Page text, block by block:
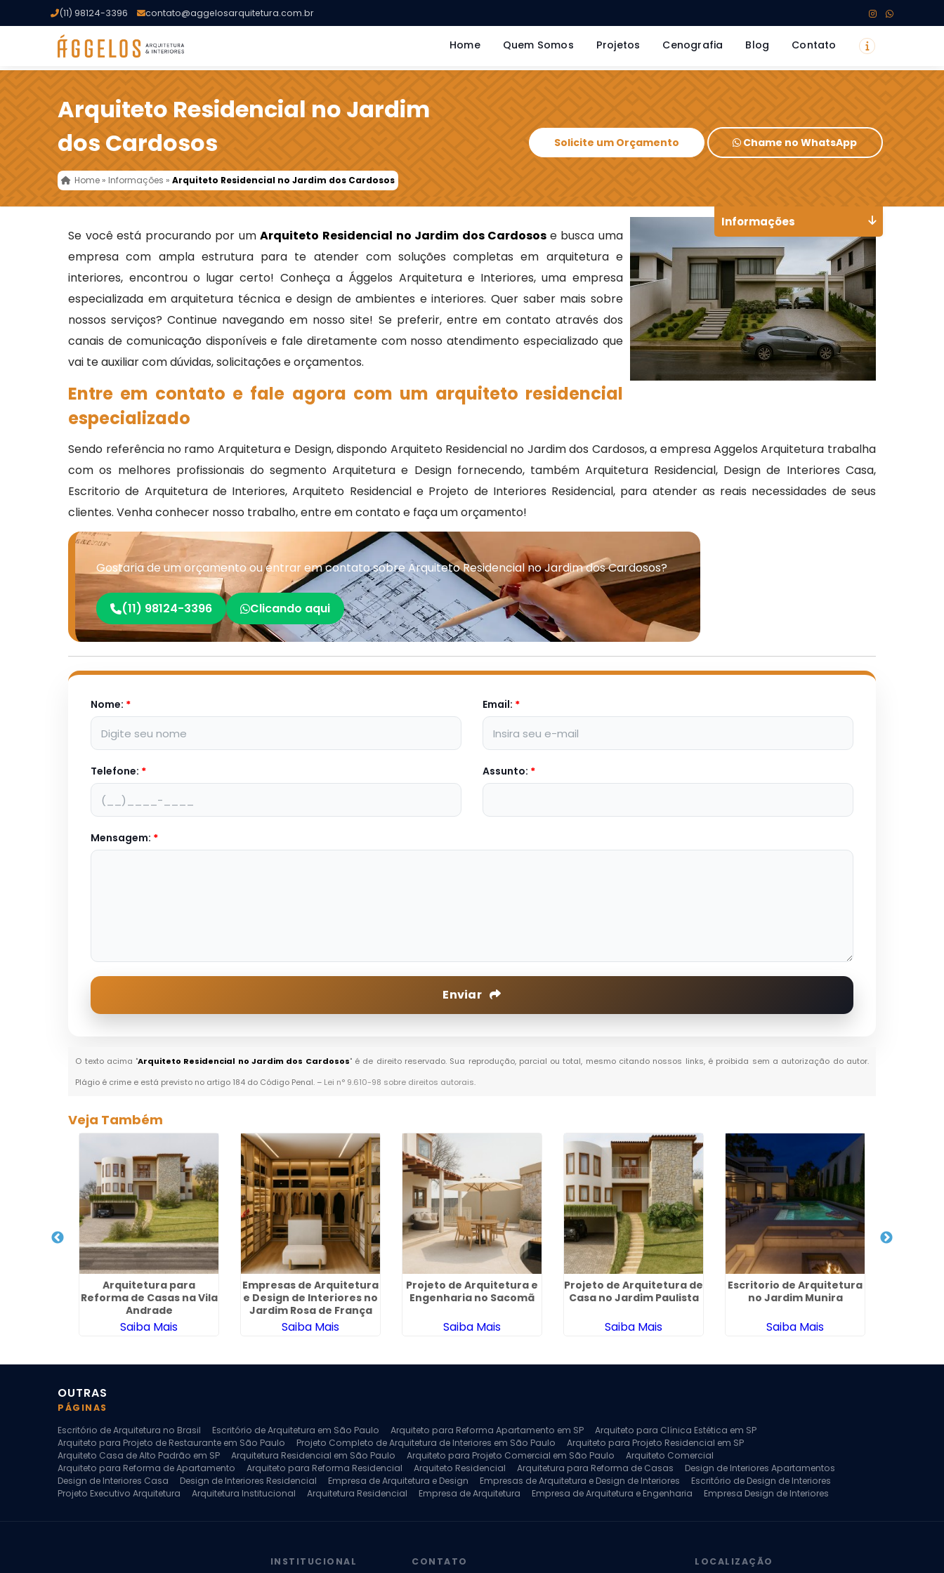
(11) 98124-3396 contato@aggelosarquitetura.com.br
Home Quem Somos Projetos Cenografia Blog Contato
Arquiteto Residencial no Jardim
dos Cardosos
Home » Informações »Arquiteto Residencial no Jardim dos Cardosos
Solicite um Orçamento Chame no WhatsApp
Se você está procurando por umArquiteto Residencial no Jardim dos Cardosos e busca uma
empresa com ampla estrutura para te atender com soluções completas em arquitetura e
interiores, encontrou o lugar certo! Conheça a Ággelos Arquitetura e Interiores, uma empresa
especializada em arquitetura técnica e design de ambientes e interiores. Quer saber mais sobre
nossos serviços? Continue navegando em nosso site! Se preferir, entre em contato através dos
canais de comunicação disponíveis e fale diretamente com nosso atendimento especializado que
vai te auxiliar com dúvidas, solicitações e orçamentos.
Entre em contato e fale agora com um arquiteto residencial
especializado
Sendo referência no ramo Arquitetura e Design, dispondo Arquiteto Residencial no Jardim dos Cardosos, a empresa Aggelos Arquitetura trabalha
com os melhores profissionais do segmento Arquitetura e Design fornecendo, também Arquitetura Residencial, Design de Interiores Casa,
Escritorio de Arquitetura de Interiores, Arquiteto Residencial e Projeto de Interiores Residencial, para atender as reais necessidades de seus
clientes. Venha conhecer nosso trabalho, entre em contato e faça um orçamento!
Gostaria de um orçamento ou entrar em contato sobre Arquiteto Residencial no Jardim dos Cardosos?
(11) 98124-3396 Clicando aqui
Nome: * Email: *
Telefone: * Assunto: *
Mensagem: *
Enviar
O texto acima "Arquiteto Residencial no Jardim dos Cardosos" é de direito reservado. Sua reprodução, parcial ou total, mesmo citando nossos links, é proibida sem a autorização do autor.
Plágio é crime e está previsto no artigo 184 do Código Penal. – Lei n° 9.610-98 sobre direitos autorais.
Informações
Veja Também
Arquitetura para
Reforma de Casas na Vila
Andrade
Saiba Mais
Empresas de Arquitetura
e Design de Interiores no
Jardim Rosa de França
Saiba Mais
Projeto de Arquitetura e
Engenharia no Sacomã
Saiba Mais
Projeto de Arquitetura de
Casa no Jardim Paulista
Saiba Mais
Escritorio de Arquitetura
no Jardim Munira
Saiba Mais
OUTRAS
PÁGINAS
Escritório de Arquitetura no Brasil
Escritório de Arquitetura em São Paulo Arquiteto para Reforma Apartamento em SP
Arquiteto para Clínica Estética em SP
Arquiteto para Projeto de Restaurante em São Paulo
Projeto Completo de Arquitetura de Interiores em São Paulo
Arquiteto para Projeto Residencial em SP
Arquiteto Casa de Alto Padrão em SP
Arquitetura Residencial em São Paulo Arquiteto para Projeto Comercial em São Paulo
Arquiteto Comercial
Arquiteto para Reforma de Apartamento
Arquiteto para Reforma Residencial Arquiteto Residencial Arquitetura para Reforma de Casas
Design de Interiores Apartamentos
Design de Interiores Casa
Design de Interiores Residencial Empresa de Arquitetura e Design Empresas de Arquitetura e Design de Interiores
Escritório de Design de Interiores
Projeto Executivo Arquitetura
Arquitetura Institucional Arquitetura Residencial Empresa de Arquitetura Empresa de Arquitetura e Engenharia
Empresa Design de Interiores
INSTITUCIONAL CONTATO LOCALIZAÇÃO